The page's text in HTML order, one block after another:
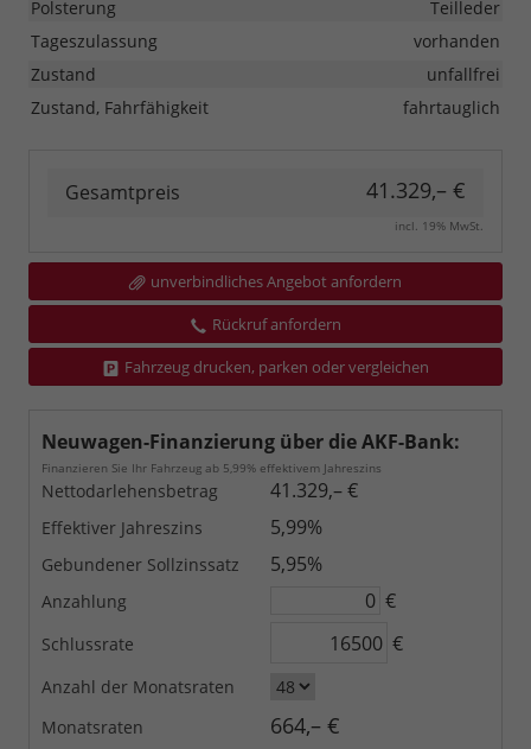
Polsterung
Teilleder
Tageszulassung
vorhanden
Zustand
unfallfrei
Zustand, Fahrfähigkeit
fahrtauglich
Gesamtpreis 41.329,– €
incl. 19% MwSt.
unverbindliches Angebot anfordern
Rückruf anfordern
Fahrzeug drucken, parken oder vergleichen
Neuwagen-Finanzierung über die AKF-Bank:
Finanzieren Sie Ihr Fahrzeug ab 5,99% effektivem Jahreszins
Nettodarlehensbetrag 41.329,– €
Effektiver Jahreszins 5,99%
Gebundener Sollzinssatz 5,95%
Anzahlung €
Schlussrate €
Anzahl der Monatsraten
Monatsraten
664,– €